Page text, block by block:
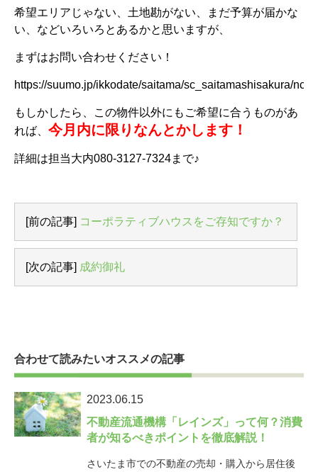
希望エリアじゃない、土地勘がない、まだ予算が届かな
い、などいろいろとあるかと思いますが、
まずはお問い合わせください！
https://suumo.jp/ikkodate/saitama/sc_saitamashisakura/
もしかしたら、この物件以外にもご希望に合うものがあ
れば、 今月内に限りなんとかします！
詳細は担当大内080-3127-7324まで♪
[前の記事] コーポラティブハウスをご存知ですか？
[次の記事] 成約御礼
合わせて読みたいオススメの記事
2023.06.15
不動産流通機構「レインズ」って何？消費
者が知るべきポイントを徹底解説！
さいたま市での不動産の売却・購入から居住後